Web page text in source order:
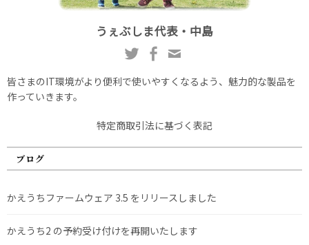
うぇぶしま代表・中島
皆さまのIT環境がより便利で使いやすくなるよう、魅力的な製品を
作っていきます。
特定商取引法に基づく表記
ブログ
かえうちファームウェア 3.5 をリリースしました
かえうち2 の予約受け付けを再開いたします